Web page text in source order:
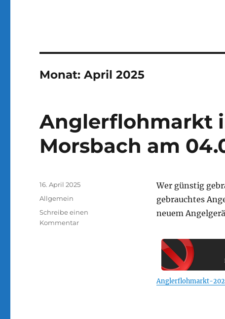
Monat:April 2025
Anglerflohmarkt
Morsbach am
Wer günstig
gebrauchtes
neuem
Anglerflohmarkt-
Veröffentlicht
am
16. April 2025
Kategorien
Allgemein
Schreibe einen
Kommentarzu